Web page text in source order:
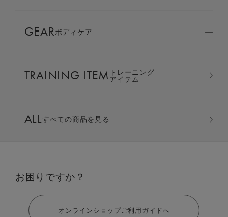
COLUMN
LARGE ORDER ⼤⼝注⽂窓⼝
MULTI EMS
GEARボディケア
TRAINING ITEM トレーニング
アイテム
ALLすべての商品を見る
お困りですか？
オンラインショップご利用ガイドへ
ーフパンツ 上下セット